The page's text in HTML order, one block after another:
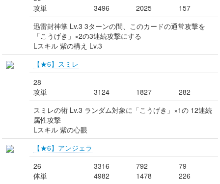
攻単
3496 2025
157
迅雷封神掌 Lv.3 3ターンの間、このカードの通常攻撃を
「こうげき」×2の3連続攻撃にする
Lスキル 紫の構え Lv.3
【★6】スミレ
28
攻単
3124 1827
282
スミレの術 Lv.3 ランダム対象に「こうげき」×1の 12連続
属性攻撃
Lスキル 紫の心眼
【★6】アンジェラ
26
体単
3316
4982
792
1478
79
226